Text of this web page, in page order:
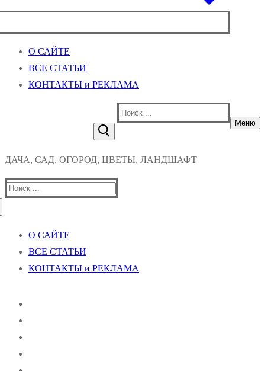
О САЙТЕ
ВСЕ СТАТЬИ
КОНТАКТЫ и РЕКЛАМА
Найти:
Меню
ДАЧА, САД, ОГОРОД, ЦВЕТЫ, ЛАНДШАФТ
Найти:
О САЙТЕ
ВСЕ СТАТЬИ
КОНТАКТЫ и РЕКЛАМА